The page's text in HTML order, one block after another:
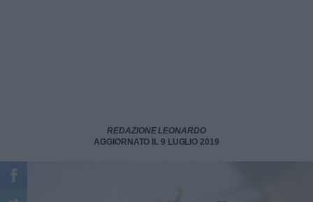
REDAZIONE LEONARDO
AGGIORNATO IL 9 LUGLIO 2019